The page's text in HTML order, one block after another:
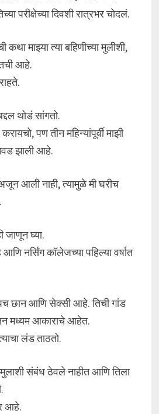
परीक्षेच्या दिवशी रात्रभर चोदलं.
कथा माझ्या त्या बहिणीच्या मुलीशी,
आहे.
थोडं सांगतो.
पण तीन महिन्यांपूर्वी माझी
झाली आहे.
आली नाही, त्यामुळे मी घरीच
जाणून घ्या.
नर्सिंग कॉलेजच्या पहिल्या वर्षात
छान आणि सेक्सी आहे. तिची गांड
मध्यम आकाराचे आहेत.
लंड ताठतो.
मुलाशी संबंध ठेवले नाहीत आणि तिला
आहे.